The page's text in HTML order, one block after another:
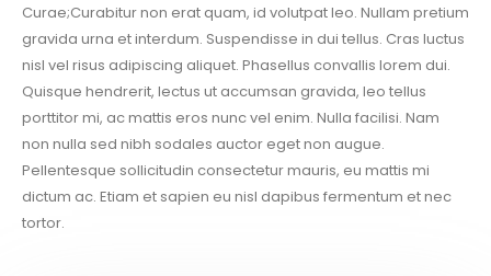
Curae;Curabitur non erat quam, id volutpat leo. Nullam pretium
gravida urna et interdum. Suspendisse in dui tellus. Cras luctus
nisl vel risus adipiscing aliquet. Phasellus convallis lorem dui.
Quisque hendrerit, lectus ut accumsan gravida, leo tellus
porttitor mi, ac mattis eros nunc vel enim. Nulla facilisi. Nam
non nulla sed nibh sodales auctor eget non augue.
Pellentesque sollicitudin consectetur mauris, eu mattis mi
dictum ac. Etiam et sapien eu nisl dapibus fermentum et nec
tortor.